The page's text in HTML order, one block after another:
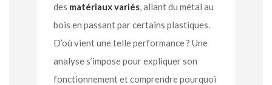
des matériaux variés, allant du métal au
bois en passant par certains plastiques.
D’où vient une telle performance ? Une
analyse s’impose pour expliquer son
fonctionnement et comprendre pourquoi